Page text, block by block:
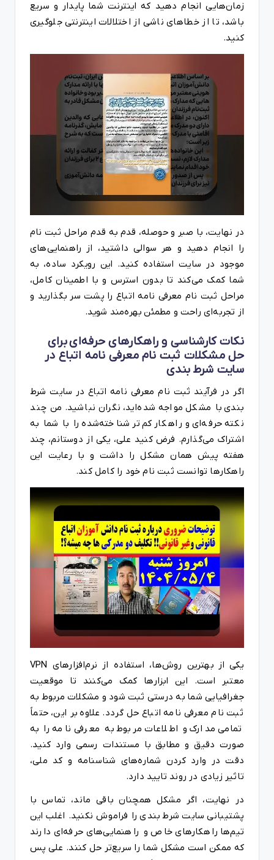
زمان‌هایی انجام دهید که اینترنت شما پایدار و سریع
باشد، تا از خطاهای ناشی از اختلالات اینترنتی جلوگیری
کنید.
در نهایت، با صبر و حوصله، قدم به قدم مراحل ثبت نام
را انجام دهید و هر سوالی داشتید، از راهنمایی‌های
موجود در سایت استفاده کنید. این رویکرد ساده، به
شما کمک می‌کند تا بدون استرس و با اطمینان کامل،
مراحل ثبت نام معرفی نامه اتباع را پشت سر بگذارید و
از تجربه‌ای راحت و مطمئن بهره‌مند شوید.
نکات کارشناسی و راهکارهای حرفه‌ای برای
حل مشکلات ثبت نام معرفی نامه اتباع در
سایت شرط بندی
اگر در فرآیند ثبت نام معرفی نامه اتباع در سایت شرط
بندی با مشکل مواجه شده‌اید، نگران نباشید. من چند
نکته حرفه‌ای و راهکار کم‌تر شناخته‌شده را با شما به
اشتراک می‌گذارم. فرض کنید علی، یکی از دوستانم، چند
هفته پیش همان مشکل را داشت و با رعایت این
راهکارها توانست ثبت نام خود را کامل کند.
یکی از بهترین روش‌ها، استفاده از نرم‌افزارهای VPN
معتبر است. این ابزارها کمک می‌کنند تا موقعیت
جغرافیایی شما به درستی ثبت شود و مشکلات مربوط به
ثبت نام معرفی نامه اتباع حل گردد. علاوه بر این، حتماً
تمامی مدارک و اطلاعات مربوط به معرفی نامه را به
صورت دقیق و مطابق با مستندات رسمی وارد کنید.
دقت در وارد کردن شماره‌های شناسنامه و کد ملی،
تاثیر زیادی در روند تایید دارد.
در نهایت، اگر مشکل همچنان باقی ماند، تماس با
پشتیبانی سایت شرط بندی را فراموش نکنید. اغلب این
تیم‌ها راهکارهای خاص و راهنمایی‌های حرفه‌ای دارند
که ممکن است مشکل شما را سریع‌تر حل کنند. علی پس